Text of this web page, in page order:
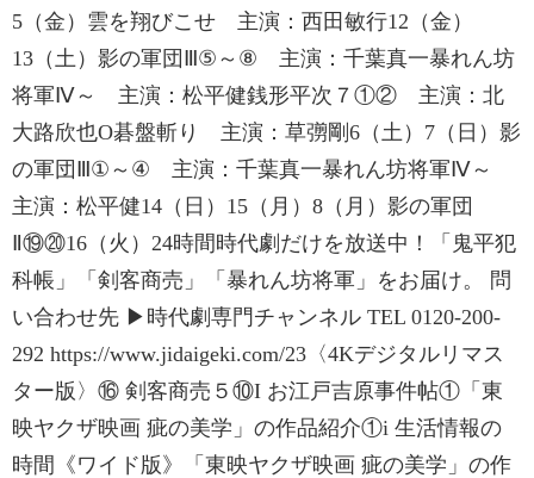
5（金）雲を翔びこせ 主演：西田敏行12（金）
13（土）影の軍団Ⅲ⑤～⑧ 主演：千葉真一暴れん坊
将軍Ⅳ～ 主演：松平健銭形平次７①② 主演：北
大路欣也O碁盤斬り 主演：草彅剛6（土）7（日）影
の軍団Ⅲ①～④ 主演：千葉真一暴れん坊将軍Ⅳ～
主演：松平健14（日）15（月）8（月）影の軍団
Ⅱ⑲⑳16（火）24時間時代劇だけを放送中！「鬼平犯
科帳」「剣客商売」「暴れん坊将軍」をお届け。 問
い合わせ先 ▶時代劇専門チャンネル TEL 0120-200-
292 https://www.jidaigeki.com/23〈4Kデジタルリマス
ター版〉⑯ 剣客商売５⑩I お江戸吉原事件帖①「東
映ヤクザ映画 疵の美学」の作品紹介①i 生活情報の
時間《ワイド版》「東映ヤクザ映画 疵の美学」の作